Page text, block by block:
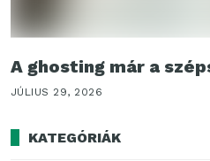
A ghosting már a
JÚLIUS 29, 2026
KATEGÓRIÁK